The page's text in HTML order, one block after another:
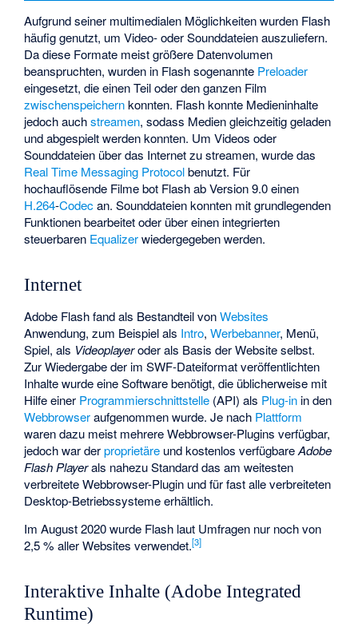
Aufgrund seiner multimedialen Möglichkeiten wurden Flash
häufig genutzt, um Video- oder Sounddateien auszuliefern.
Da diese Formate meist größere Datenvolumen
beanspruchten, wurden in Flash sogenannte Preloader
eingesetzt, die einen Teil oder den ganzen Film
zwischenspeichernkonnten. Flash konnte Medieninhalte
jedoch auchstreamen, sodass Medien gleichzeitig geladen
und abgespielt werden konnten. Um Videos oder
Sounddateien über das Internet zu streamen, wurde das
Real Time Messaging Protocolbenutzt. Für
hochauflösende Filme bot Flash ab Version 9.0 einen
H.264-Codecan. Sounddateien konnten mit grundlegenden
Funktionen bearbeitet oder über einen integrierten
steuerbaren Equalizerwiedergegeben werden.
Internet
Adobe Flash fand als Bestandteil vonWebsites
Anwendung, zum Beispiel als Intro,Werbebanner, Menü,
Spiel, als Videoplayeroder als Basis der Website selbst.
Zur Wiedergabe der im SWF-Dateiformat veröffentlichten
Inhalte wurde eine Software benötigt, die üblicherweise mit
Hilfe einer Programmierschnittstelle (API) als Plug-in in den
Webbrowseraufgenommen wurde. Je nach Plattform
waren dazu meist mehrere Webbrowser-Plugins verfügbar,
jedoch war derproprietäre und kostenlos verfügbareAdobe
Flash Playerals nahezu Standard das am weitesten
verbreitete Webbrowser-Plugin und für fast alle verbreiteten
Desktop-Betriebssysteme erhältlich.
Im August 2020 wurde Flash laut Umfragen nur noch von
2,5 % aller Websites verwendet.[3]
Interaktive Inhalte (Adobe Integrated
Runtime)